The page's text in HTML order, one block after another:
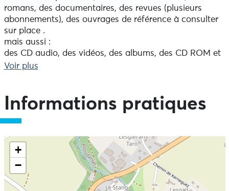
romans, des documentaires, des revues (plusieurs
abonnements), des ouvrages de référence à consulter
sur place .
mais aussi :
des CD audio, des vidéos, des albums, des CD ROM et
un accès internet.
Voir plus
Informations pratiques
+
−